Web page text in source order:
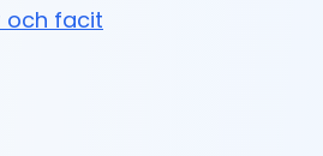
och facit